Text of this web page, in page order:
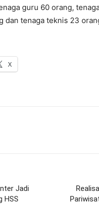
guru 60 orang,
dan tenaga teknis 23
X
Jadi
HSS